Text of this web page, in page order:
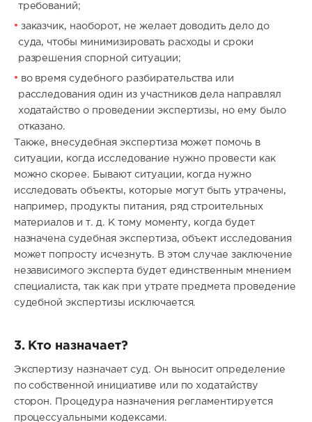
требований;
заказчик, наоборот, не желает доводить дело до
суда, чтобы минимизировать расходы и сроки
разрешения спорной ситуации;
во время судебного разбирательства или
расследования один из участников дела направлял
ходатайство о проведении экспертизы, но ему было
отказано.
Также, внесудебная экспертиза может помочь в
ситуации, когда исследование нужно провести как
можно скорее. Бывают ситуации, когда нужно
исследовать объекты, которые могут быть утрачены,
например, продукты питания, ряд строительных
материалов и т. д. К тому моменту, когда будет
назначена судебная экспертиза, объект исследования
может попросту исчезнуть. В этом случае заключение
независимого эксперта будет единственным мнением
специалиста, так как при утрате предмета проведение
судебной экспертизы исключается.
3. Кто назначает?
Экспертизу назначает суд. Он выносит определение
по собственной инициативе или по ходатайству
сторон. Процедура назначения регламентируется
процессуальными кодексами.